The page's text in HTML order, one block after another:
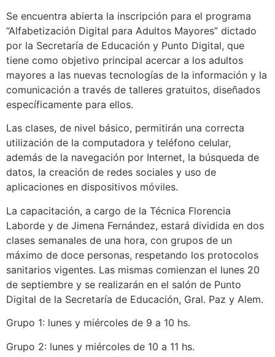
Se encuentra abierta la inscripción para el programa
“Alfabetización Digital para Adultos Mayores” dictado
por la Secretaría de Educación y Punto Digital, que
tiene como objetivo principal acercar a los adultos
mayores a las nuevas tecnologías de la información y la
comunicación a través de talleres gratuitos, diseñados
específicamente para ellos.
Las clases, de nivel básico, permitirán una correcta
utilización de la computadora y teléfono celular,
además de la navegación por Internet, la búsqueda de
datos, la creación de redes sociales y uso de
aplicaciones en dispositivos móviles.
La capacitación, a cargo de la Técnica Florencia
Laborde y de Jimena Fernández, estará dividida en dos
clases semanales de una hora, con grupos de un
máximo de doce personas, respetando los protocolos
sanitarios vigentes. Las mismas comienzan el lunes 20
de septiembre y se realizarán en el salón de Punto
Digital de la Secretaría de Educación, Gral. Paz y Alem.
Grupo 1: lunes y miércoles de 9 a 10 hs.
Grupo 2: lunes y miércoles de 10 a 11 hs.